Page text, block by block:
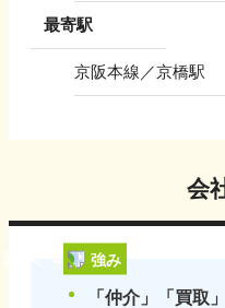
最寄駅
京阪本線／京橋駅
会
強み
「仲介」「買取